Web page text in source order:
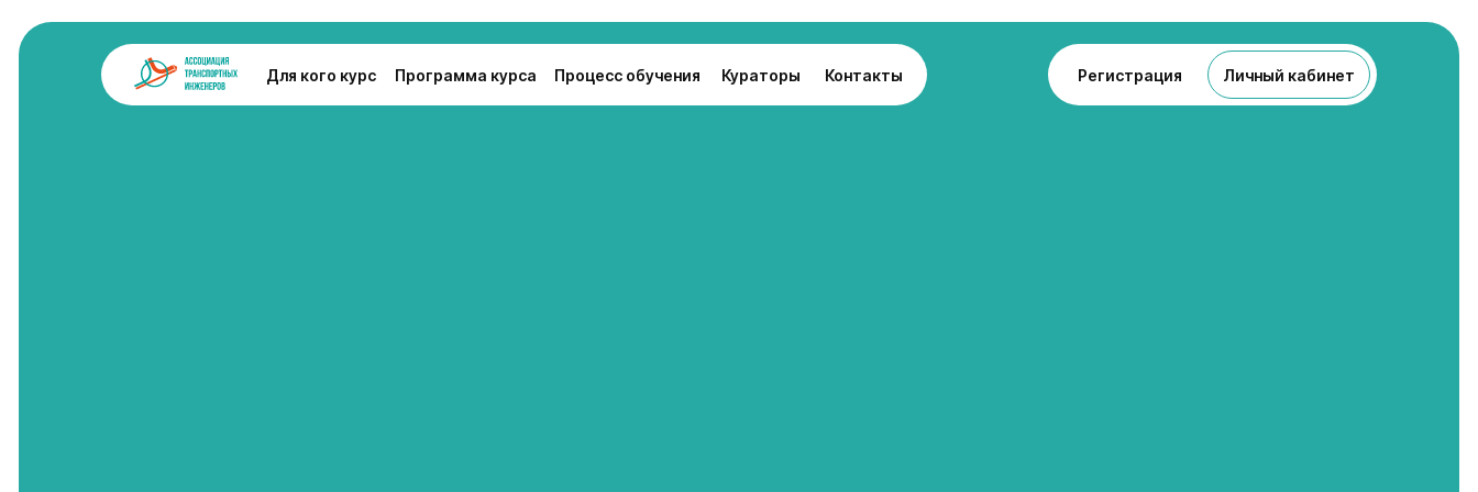
Для кого курс Программа курса Процесс обучения Кураторы Контакты Регистрация Личный кабинет